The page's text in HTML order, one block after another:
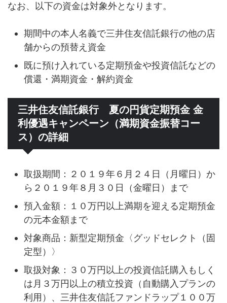
なお、以下の資金は対象外となります。
期間中の本人名義で三井住友信託銀行の他の店
舗からの預替え資金
既に預け入れている定期預金や投資信託などの
償還・満期資金・解約資金
三井住友信託銀行 夏の円貨定期預金 金
利優遇キャンペーン（満期資金振替コー
ス）の詳細
取扱期間：２０１９年６月２４日（月曜日）か
ら２０１９年８月３０日（金曜日）まで
預入金額：１０万円以上満期を迎える定期預金
の元本金額まで
対象商品：新型定期預金〈グッドセレクト（固
定型）〉
取扱対象：３０万円以上の投資信託購入もしく
は月３万円以上の積立投資（自動購入プランの
利用）、三井住友信託ファンドラップ１００万